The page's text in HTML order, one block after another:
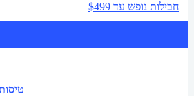
חבילות נופש עד $499